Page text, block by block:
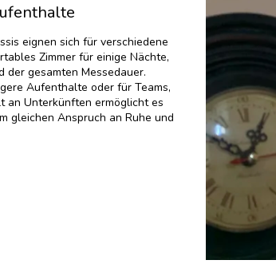
eignen sich für verschiedene
Zimmer für einige Nächte,
der gesamten Messedauer.
Aufenthalte oder für Teams,
an Unterkünften ermöglicht es
gleichen Anspruch an Ruhe und